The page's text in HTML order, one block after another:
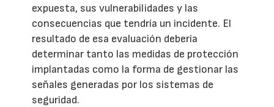
expuesta, sus vulnerabilidades y las
consecuencias que tendría un incidente. El
resultado de esa evaluación debería
determinar tanto las medidas de protección
implantadas como la forma de gestionar las
señales generadas por los sistemas de
seguridad.